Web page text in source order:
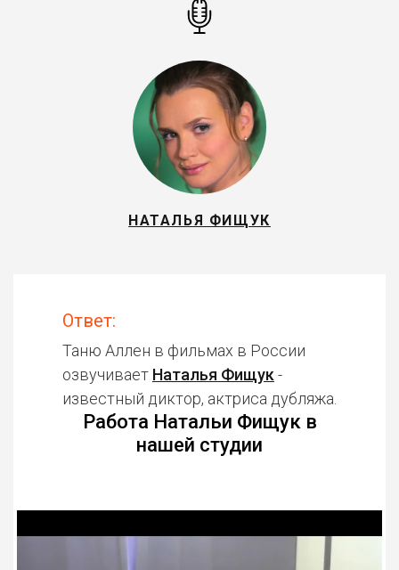
НАТАЛЬЯ ФИЩУК
Ответ:
Таню Аллен в фильмах в России
озвучивает Наталья Фищук -
известный диктор, актриса дубляжа.
Работа Натальи Фищук в
нашей студии